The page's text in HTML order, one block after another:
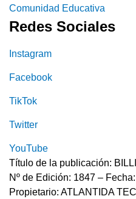
Comunidad Educativa
Redes Sociales
Instagram
Facebook
TikTok
Twitter
YouTube
Título de la publicación:
Nº de Edición: 1847 –
Propietario: ATLANTIDA